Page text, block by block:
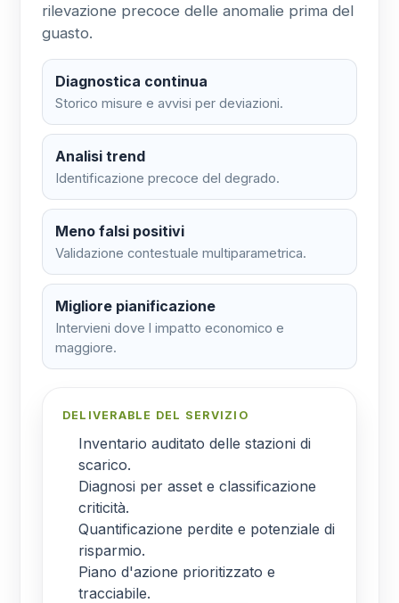
rilevazione precoce delle anomalie prima del
guasto.
Diagnostica continua
Storico misure e avvisi per deviazioni.
Analisi trend
Identificazione precoce del degrado.
Meno falsi positivi
Validazione contestuale multiparametrica.
Migliore pianificazione
Intervieni dove l impatto economico e
maggiore.
DELIVERABLE DEL SERVIZIO
Inventario auditato delle stazioni di
scarico.
Diagnosi per asset e classificazione
criticità.
Quantificazione perdite e potenziale di
risparmio.
Piano d'azione prioritizzato e
tracciabile.